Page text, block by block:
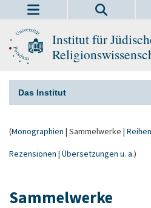
Institut für
Das Institut
(Monographien | Sammelwerke | Reihen
Rezensionen | Übersetzungen u. a.)
Sammelwerke